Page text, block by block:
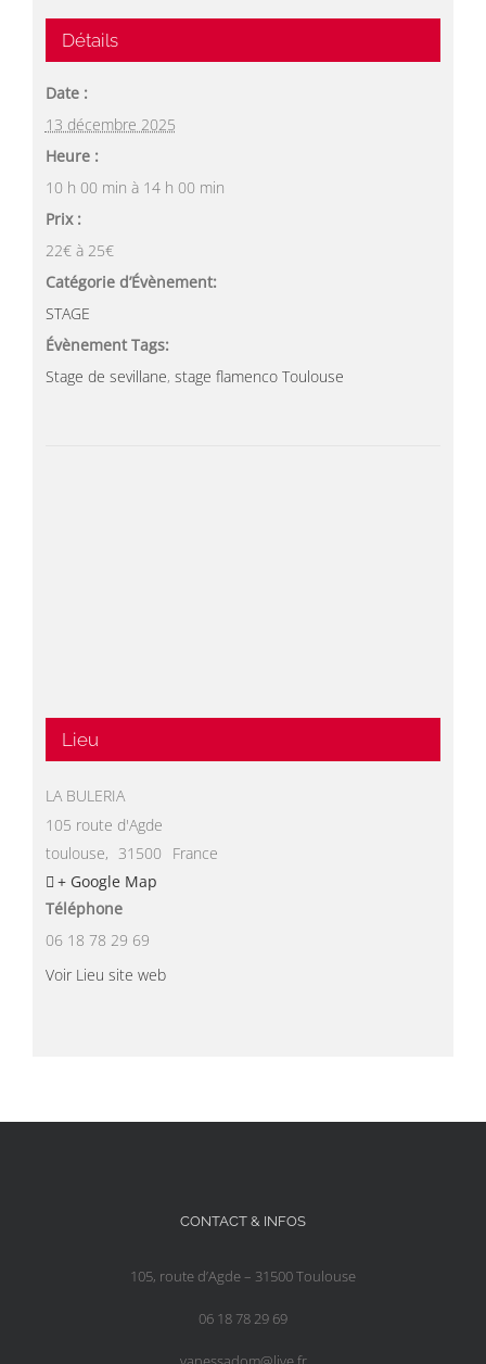
Détails
Date :
13 décembre 2025
Heure :
10 h 00 min à 14 h 00 min
Prix :
22€ à 25€
Catégorie d’Évènement:
STAGE
Évènement Tags:
Stage de sevillane, stage flamenco Toulouse
Lieu
LA BULERIA
105 route d'Agde
toulouse, 31500
France
+ Google Map
Téléphone
06 18 78 29 69
Voir Lieu site web
CONTACT & INFOS
105, route d’Agde – 31500 Toulouse
06 18 78 29 69